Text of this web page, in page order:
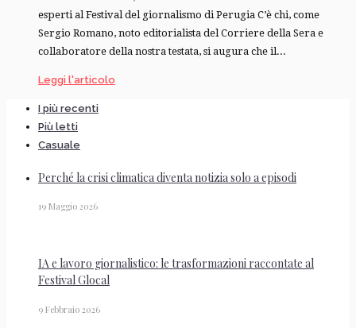
esperti al Festival del giornalismo di Perugia C’è chi, come
Sergio Romano, noto editorialista del Corriere della Sera e
collaboratore della nostra testata, si augura che il...
Leggi l'articolo
I più recenti
Più letti
Casuale
Perché la crisi climatica diventa notizia solo a episodi
19 Maggio 2026
IA e lavoro giornalistico: le trasformazioni raccontate al
Festival Glocal
9 Febbraio 2026